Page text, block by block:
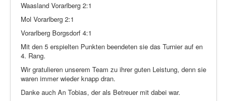
Waasland Vorarlberg 2:1
Mol Vorarlberg 2:1
Vorarlberg Borgsdorf 4:1
Mit den 5 erspielten Punkten beendeten sie das Turnier auf en
4. Rang.
Wir gratulieren unserem Team zu ihrer guten Leistung, denn sie
waren immer wieder knapp dran.
Danke auch An Tobias, der als Betreuer mit dabei war.